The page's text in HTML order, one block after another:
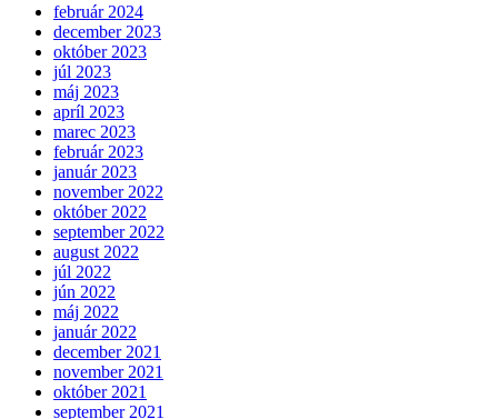
február 2024
december 2023
október 2023
júl 2023
máj 2023
apríl 2023
marec 2023
február 2023
január 2023
november 2022
október 2022
september 2022
august 2022
júl 2022
jún 2022
máj 2022
január 2022
december 2021
november 2021
október 2021
september 2021